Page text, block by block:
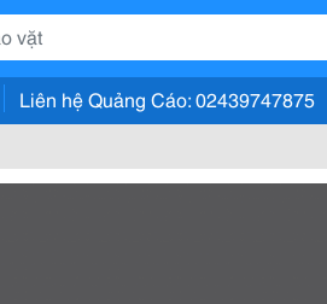
Liên hệ Quảng Cáo: 02439747875